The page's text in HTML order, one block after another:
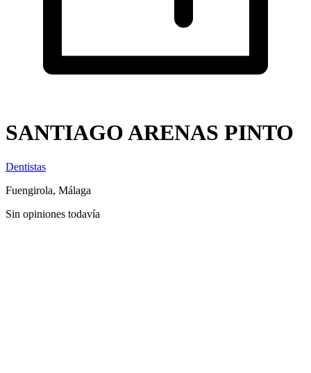
SANTIAGO ARENAS PINTO
Dentistas
Fuengirola, Málaga
Sin opiniones todavía